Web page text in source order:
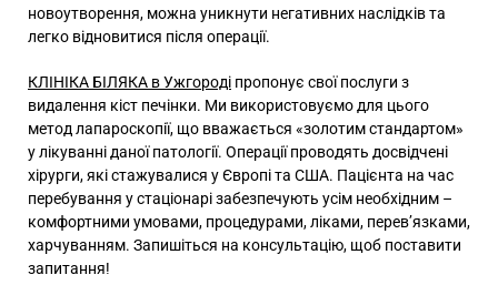
новоутворення, можна уникнути негативних наслідків та
легко відновитися після операції.
КЛІНІКА БІЛЯКА в Ужгороді пропонує свої послуги з
видалення кіст печінки. Ми використовуємо для цього
метод лапароскопії, що вважається «золотим стандартом»
у лікуванні даної патології. Операції проводять досвідчені
хірурги, які стажувалися у Європі та США. Пацієнта на час
перебування у стаціонарі забезпечують усім необхідним –
комфортними умовами, процедурами, ліками, перев’язками,
харчуванням. Запишіться на консультацію, щоб поставити
запитання!